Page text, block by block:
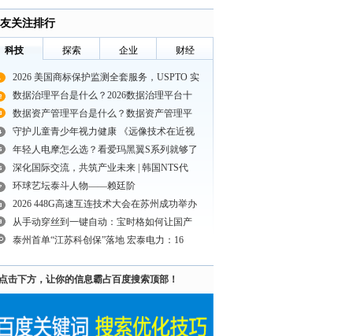
关注排行
科技 探索 企业 财经
2026 美国商标保护监测全套服务，USPTO 实
数据治理平台是什么？2026数据治理平台十
数据资产管理平台是什么？数据资产管理平
守护儿童青少年视力健康 《远像技术在近视
年轻人电摩怎么选？看爱玛黑翼S系列就够了
深化国际交流，共筑产业未来 | 韩国NTS代
环球艺坛泰斗人物——赖廷阶
2026 448G高速互连技术大会在苏州成功举办
从手动穿丝到一键自动：宝时格如何让国产
泰州首单“江苏科创保”落地 宏泰电力：16
击下方，让你的信息霸占百度搜索顶部！